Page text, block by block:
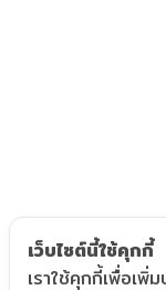
เว็บไซต์นี้ใช้คุกกี้
เราใช้คุกกี้เพื่อเ